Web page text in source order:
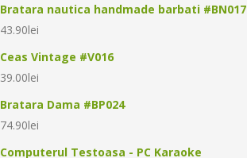
Bratara nautica handmade barbati #BN017
43.90lei
Ceas Vintage #V016
39.00lei
Bratara Dama #BP024
74.90lei
Computerul Testoasa - PC Karaoke